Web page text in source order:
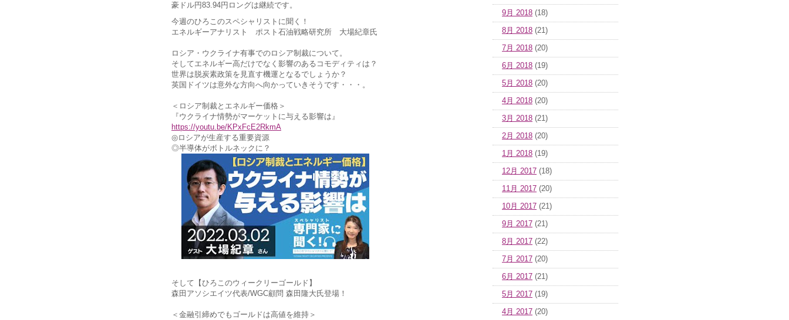
豪ドル円83.94円ロングは継続です。
今週のひろこのスペシャリストに聞く！
エネルギーアナリスト ポスト石油戦略研究所 大場紀章氏
ロシア・ウクライナ有事でのロシア制裁について。
そしてエネルギー高だけでなく影響のあるコモディティは？
世界は脱炭素政策を見直す機運となるでしょうか？
英国ドイツは意外な方向へ向かっていきそうです・・・。
＜ロシア制裁とエネルギー価格＞
『ウクライナ情勢がマーケットに与える影響は』
https://youtu.be/KPxFcE2RkmA
◎ロシアが生産する重要資源
◎半導体がボトルネックに？
そして【ひろこのウィークリーゴールド】
森田アソシエイツ代表/WGC顧問 森田隆大氏登場！
＜金融引締めでもゴールドは高値を維持＞
9月 2018 (18)
8月 2018 (21)
7月 2018 (20)
6月 2018 (19)
5月 2018 (20)
4月 2018 (20)
3月 2018 (21)
2月 2018 (20)
1月 2018 (19)
12月 2017 (18)
11月 2017 (20)
10月 2017 (21)
9月 2017 (21)
8月 2017 (22)
7月 2017 (20)
6月 2017 (21)
5月 2017 (19)
4月 2017 (20)